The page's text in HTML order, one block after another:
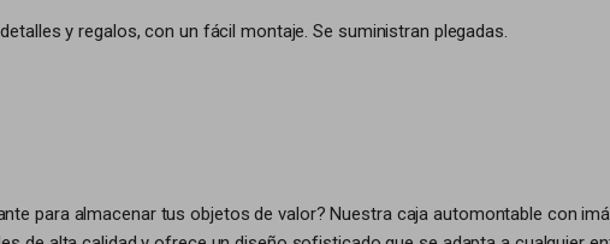
y regalos, con un fácil montaje. Se suministran plegadas.
para almacenar tus objetos de valor? Nuestra caja automontable con